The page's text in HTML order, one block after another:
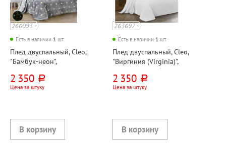
266093
Есть в наличии 1 шт.
Плед двуспальный, Cleo,
"Бамбук-неон",
2 350 руб.
Цена за штуку
263697
Есть в наличии 1 шт.
Плед двуспальный, Cleo,
"Виргиния (Virginia)",
200см*180см, белый,
велсофт
2 350 руб.
Цена за штуку